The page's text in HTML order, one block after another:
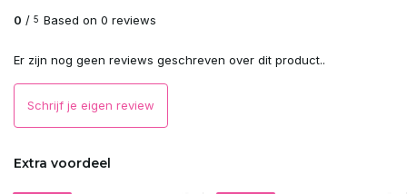
0 / 5 Based on 0 reviews
Er zijn nog geen reviews geschreven over dit product..
Schrijf je eigen review
Extra voordeel